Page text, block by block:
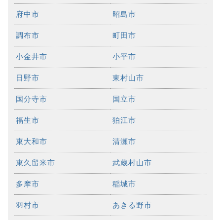
府中市 昭島市
調布市 町田市
小金井市 小平市
日野市 東村山市
国分寺市 国立市
福生市 狛江市
東大和市 清瀬市
東久留米市 武蔵村山市
多摩市 稲城市
羽村市 あきる野市